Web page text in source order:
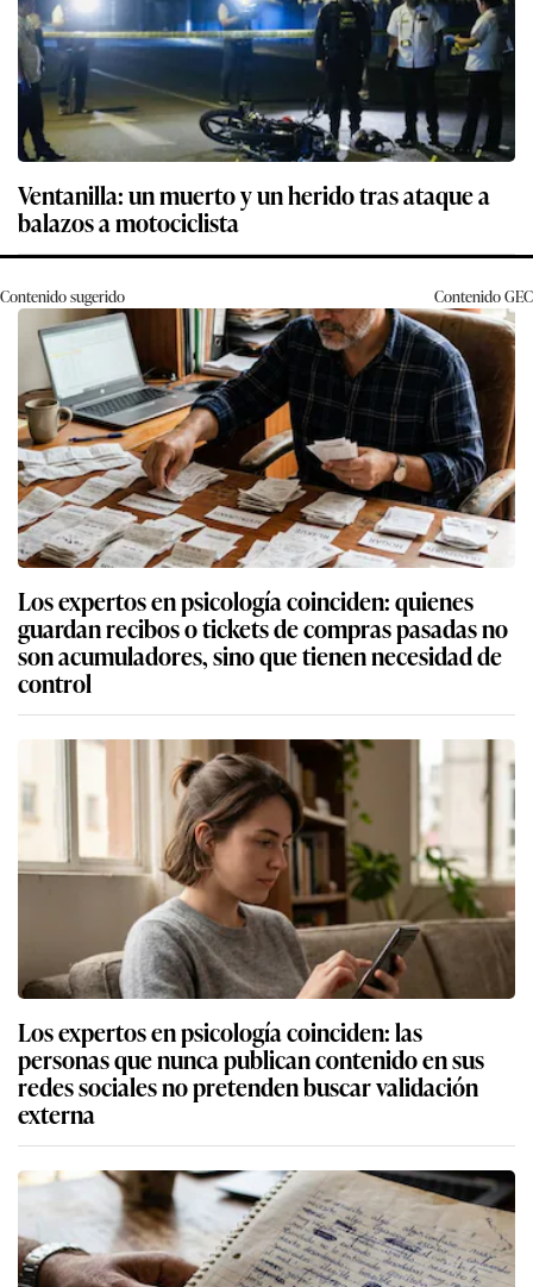
Ventanilla: un muerto y un herido tras ataque a
balazos a motociclista
Contenido sugerido ContenidoGEC
Los expertos en psicología coinciden: quienes
guardan recibos o tickets de compras pasadas no
son acumuladores, sino que tienen necesidad de
control
Los expertos en psicología coinciden: las
personas que nunca publican contenido en sus
redes sociales no pretenden buscar validación
externa